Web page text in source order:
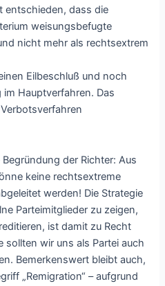
entschieden, dass die
weisungsbefugte
nicht mehr als rechtsextrem
Eilbeschluß und noch
Hauptverfahren. Das
der Richter: Aus
keine rechtsextreme
werden! Die Strategie
Parteimitglieder zu zeigen,
ist damit zu Recht
sollten wir uns als Partei auch
Bemerkenswert bleibt auch,
„Remigration“ – aufgrund